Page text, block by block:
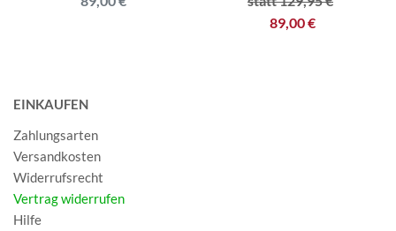
89,00 €
EINKAUFEN
Zahlungsarten
Versandkosten
Widerrufsrecht
Vertrag widerrufen
Hilfe